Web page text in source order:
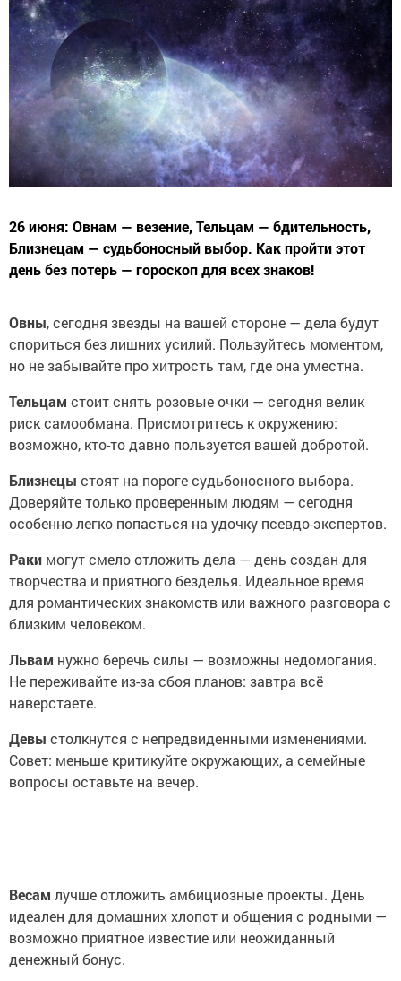
26 июня: Овнам — везение, Тельцам — бдительность,
Близнецам — судьбоносный выбор. Как пройти этот
день без потерь — гороскоп для всех знаков!
Овны, сегодня звезды на вашей стороне — дела будут
спориться без лишних усилий. Пользуйтесь моментом,
но не забывайте про хитрость там, где она уместна.
Тельцам стоит снять розовые очки — сегодня велик
риск самообмана. Присмотритесь к окружению:
возможно, кто-то давно пользуется вашей добротой.
Близнецы стоят на пороге судьбоносного выбора.
Доверяйте только проверенным людям — сегодня
особенно легко попасться на удочку псевдо-экспертов.
Раки могут смело отложить дела — день создан для
творчества и приятного безделья. Идеальное время
для романтических знакомств или важного разговора с
близким человеком.
Львам нужно беречь силы — возможны недомогания.
Не переживайте из-за сбоя планов: завтра всё
наверстаете.
Девы столкнутся с непредвиденными изменениями.
Совет: меньше критикуйте окружающих, а семейные
вопросы оставьте на вечер.
Весам лучше отложить амбициозные проекты. День
идеален для домашних хлопот и общения с родными —
возможно приятное известие или неожиданный
денежный бонус.